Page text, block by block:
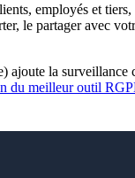
employés et
le partager avec
ajoute la surveillance
du meilleur outil